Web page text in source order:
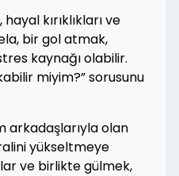
kırıklıkları ve
bir gol atmak,
kaynağı olabilir.
miyim?” sorusunu
arkadaşlarıyla olan
yükseltmeye
ve birlikte gülmek,